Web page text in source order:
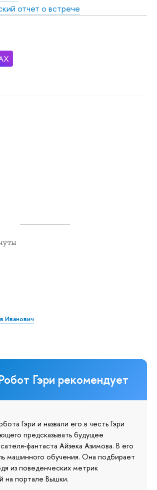
отчет о встрече
Иванович
Гэри рекомендует
Гэри и назвали его в честь Гэри
предсказывать будущее
фантаста Айзека Азимова. В его
машинного обучения. Она подбирает
из поведенческих метрик
на портале Вышки.